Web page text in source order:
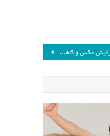
آموزش ویرایش عکس و کاهش حجم ویدئو در تلگرام